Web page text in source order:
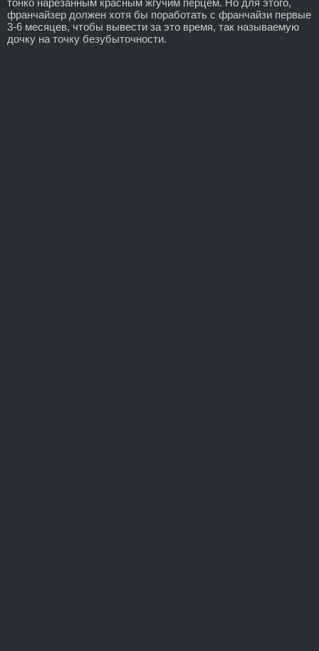
франчайзер должен хотя бы поработать с франчайзи первые
3-6 месяцев, чтобы вывести за это время, так называемую
дочку на точку безубыточности.